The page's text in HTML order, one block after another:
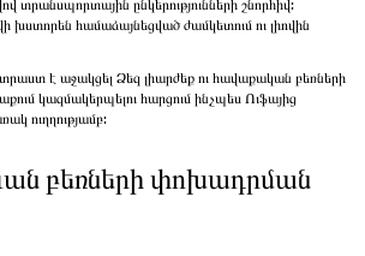
տրանսպորտային ընկերությունների շնորհիվ:
խստորեն համաձայնեցված ժամկետում ու լիովին
է աջակցել Ձեզ լիարժեք ու հավաքական բեռների
կազմակերպելու հարցում ինչպես Ուֆայից
ուղղությամբ:
բեռների փոխադրման